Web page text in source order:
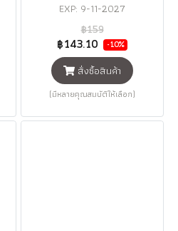
EXP: 9-11-2027
฿159
฿143.10 -10%
สั่งซื้อสินค้า
(มีหลายคุณสมบัติให้เลือก)